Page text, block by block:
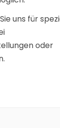
Sie uns für
oder